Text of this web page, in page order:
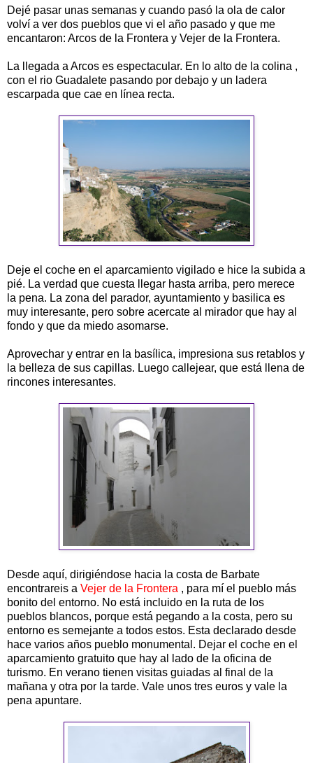
Dejé pasar unas semanas y cuando pasó la ola de calor
volví a ver dos pueblos que vi el año pasado y que me
encantaron: Arcos de la Frontera y Vejer de la Frontera.
La llegada a Arcos es espectacular. En lo alto de la colina ,
con el rio Guadalete pasando por debajo y un ladera
escarpada que cae en línea recta.
Deje el coche en el aparcamiento vigilado e hice la subida a
pié. La verdad que cuesta llegar hasta arriba, pero merece
la pena. La zona del parador, ayuntamiento y basilica es
muy interesante, pero sobre acercate al mirador que hay al
fondo y que da miedo asomarse.
Aprovechar y entrar en la basílica, impresiona sus retablos y
la belleza de sus capillas. Luego callejear, que está llena de
rincones interesantes.
Desde aquí, dirigiéndose hacia la costa de Barbate
encontrareis a Vejer de la Frontera , para mí el pueblo más
bonito del entorno. No está incluido en la ruta de los
pueblos blancos, porque está pegando a la costa, pero su
entorno es semejante a todos estos. Esta declarado desde
hace varios años pueblo monumental. Dejar el coche en el
aparcamiento gratuito que hay al lado de la oficina de
turismo. En verano tienen visitas guiadas al final de la
mañana y otra por la tarde. Vale unos tres euros y vale la
pena apuntare.